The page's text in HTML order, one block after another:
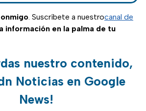
algunas opciones
que han
desaparecido hace
. Suscríbete a nuestrocanal de
información en la palma de tu
nuestro contenido,
Noticias en Google
News!